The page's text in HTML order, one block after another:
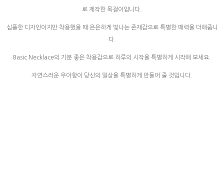
로 제작한 목걸이입니다.
심플한 디자인이지만 착용했을 때 은은하게 빛나는 존재감으로 특별한 매력을 더해줍니
다.
Basic Necklace의 기분 좋은 착용감으로 하루의 시작을 특별하게 시작해 보세요
자연스러운 우아함이 당신의 일상을 특별하게 만들어 줄 것입니다.